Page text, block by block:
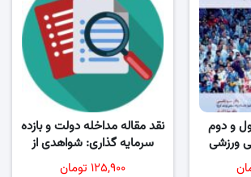
و دوم
ورزشی
نقد مقاله مداخله دولت و بازده
سرمایه گذاری: شواهدی از
چین۱۲۵,۹۰۰ تومان